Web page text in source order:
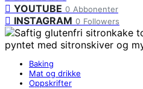
YOUTUBE 0 Abbonenter
INSTAGRAM 0 Followers
Baking
Mat og drikke
Oppskrifter